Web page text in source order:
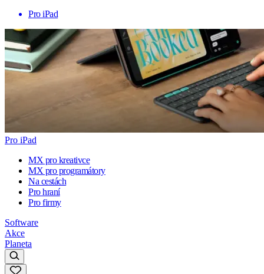
Pro iPad
Pro iPad
MX pro kreativce
MX pro programátory
Na cestách
Pro hraní
Pro firmy
Software
Akce
Planeta